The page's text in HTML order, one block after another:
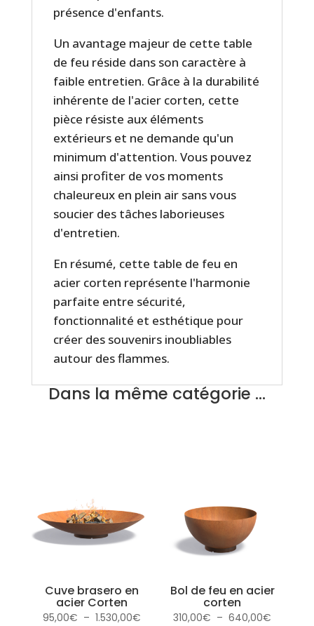
présence d'enfants.
Un avantage majeur de cette table
de feu réside dans son caractère à
faible entretien. Grâce à la durabilité
inhérente de l'acier corten, cette
pièce résiste aux éléments
extérieurs et ne demande qu'un
minimum d'attention. Vous pouvez
ainsi profiter de vos moments
chaleureux en plein air sans vous
soucier des tâches laborieuses
d'entretien.
En résumé, cette table de feu en
acier corten représente l'harmonie
parfaite entre sécurité,
fonctionnalité et esthétique pour
créer des souvenirs inoubliables
autour des flammes.
Dans la même catégorie …
Cuve brasero en
acier Corten
95,00€ – 1.530,00€Plage
Bol de feu en acier
corten
310,00€ – 640,00€